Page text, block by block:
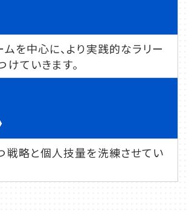
ムを中心に、より実践的なラリー
ていきます。
戦略と個人技量を洗練させてい